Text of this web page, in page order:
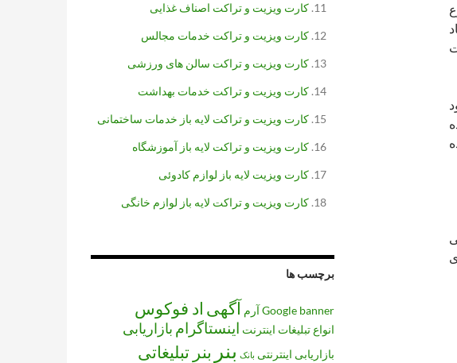
کارت ویزیت و تراکت اصناف غذایی
کارت ویزیت و تراکت خدمات مجالس
کارت ویزیت و تراکت سالن های ورزشی
کارت ویزیت و تراکت خدمات بهداشت
کارت ویزیت و تراکت لایه باز خدمات ساختمانی
کارت ویزیت و تراکت لایه باز آموزشگاه
کارت ویزیت لایه باز لوازم کادوئی
کارت ویزیت و تراکت لایه باز لوازم خانگی
برچسب ها
banner
Googleآرم آگهی اد فوکوس
انواع تبلیغات اینترنت اینستاگرام بازاریابی
بازاریابی اینترنتی بانک بنر بنر تبلیغاتی